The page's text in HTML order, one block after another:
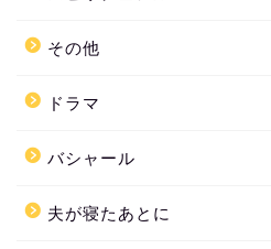
その他
ドラマ
バシャール
夫が寝たあとに